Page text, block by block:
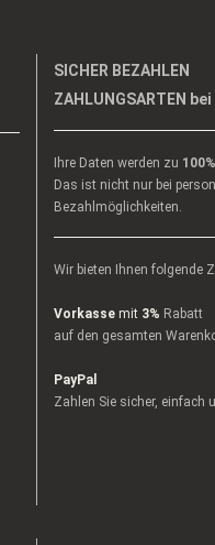
SICHER BEZAHLEN
ZAHLUNGSARTEN bei
Ihre Daten werden zu 100%
Das ist nicht nur bei
Bezahlmöglichkeiten.
Wir bieten Ihnen folgende
Vorkasse mit 3% Rabatt
auf den gesamten
PayPal
Zahlen Sie sicher, einfach